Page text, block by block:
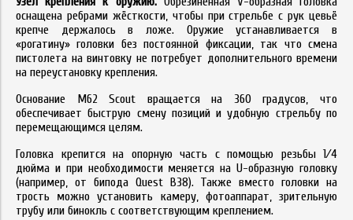
оснащена ребрами жёсткости, чтобы при стрельбе с рук цевьё
крепче держалось в ложе. Оружие устанавливается в
«рогатину» головки без постоянной фиксации, так что смена
пистолета на винтовку не потребует дополнительного времени
на переустановку крепления.
Основание M62 Scout вращается на 360 градусов, что
обеспечивает быструю смену позиций и удобную стрельбу по
перемещающимся целям.
Головка крепится на опорную часть с помощью резьбы 1⁄4
дюйма и при необходимости меняется на U-образную головку
(например, от бипода Quest B38). Также вместо головки на
трость можно установить камеру, фотоаппарат, зрительную
трубу или бинокль с соответствующим креплением.